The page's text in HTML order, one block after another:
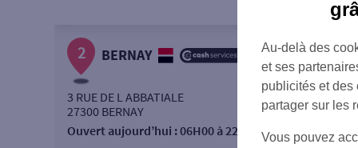
2 BERNAY
3 RUE DE L ABBATIALE
27300 BERNAY
Ouvert aujourd’hui :06H00 à 22H00
Au-delà des
et ses
publicités et des
partager sur les
Vous pouvez